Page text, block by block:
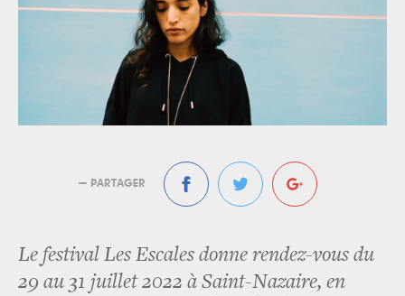
— PARTAGER
Le festival Les Escales donne rendez-vous du
29 au 31 juillet 2022 à Saint-Nazaire, en